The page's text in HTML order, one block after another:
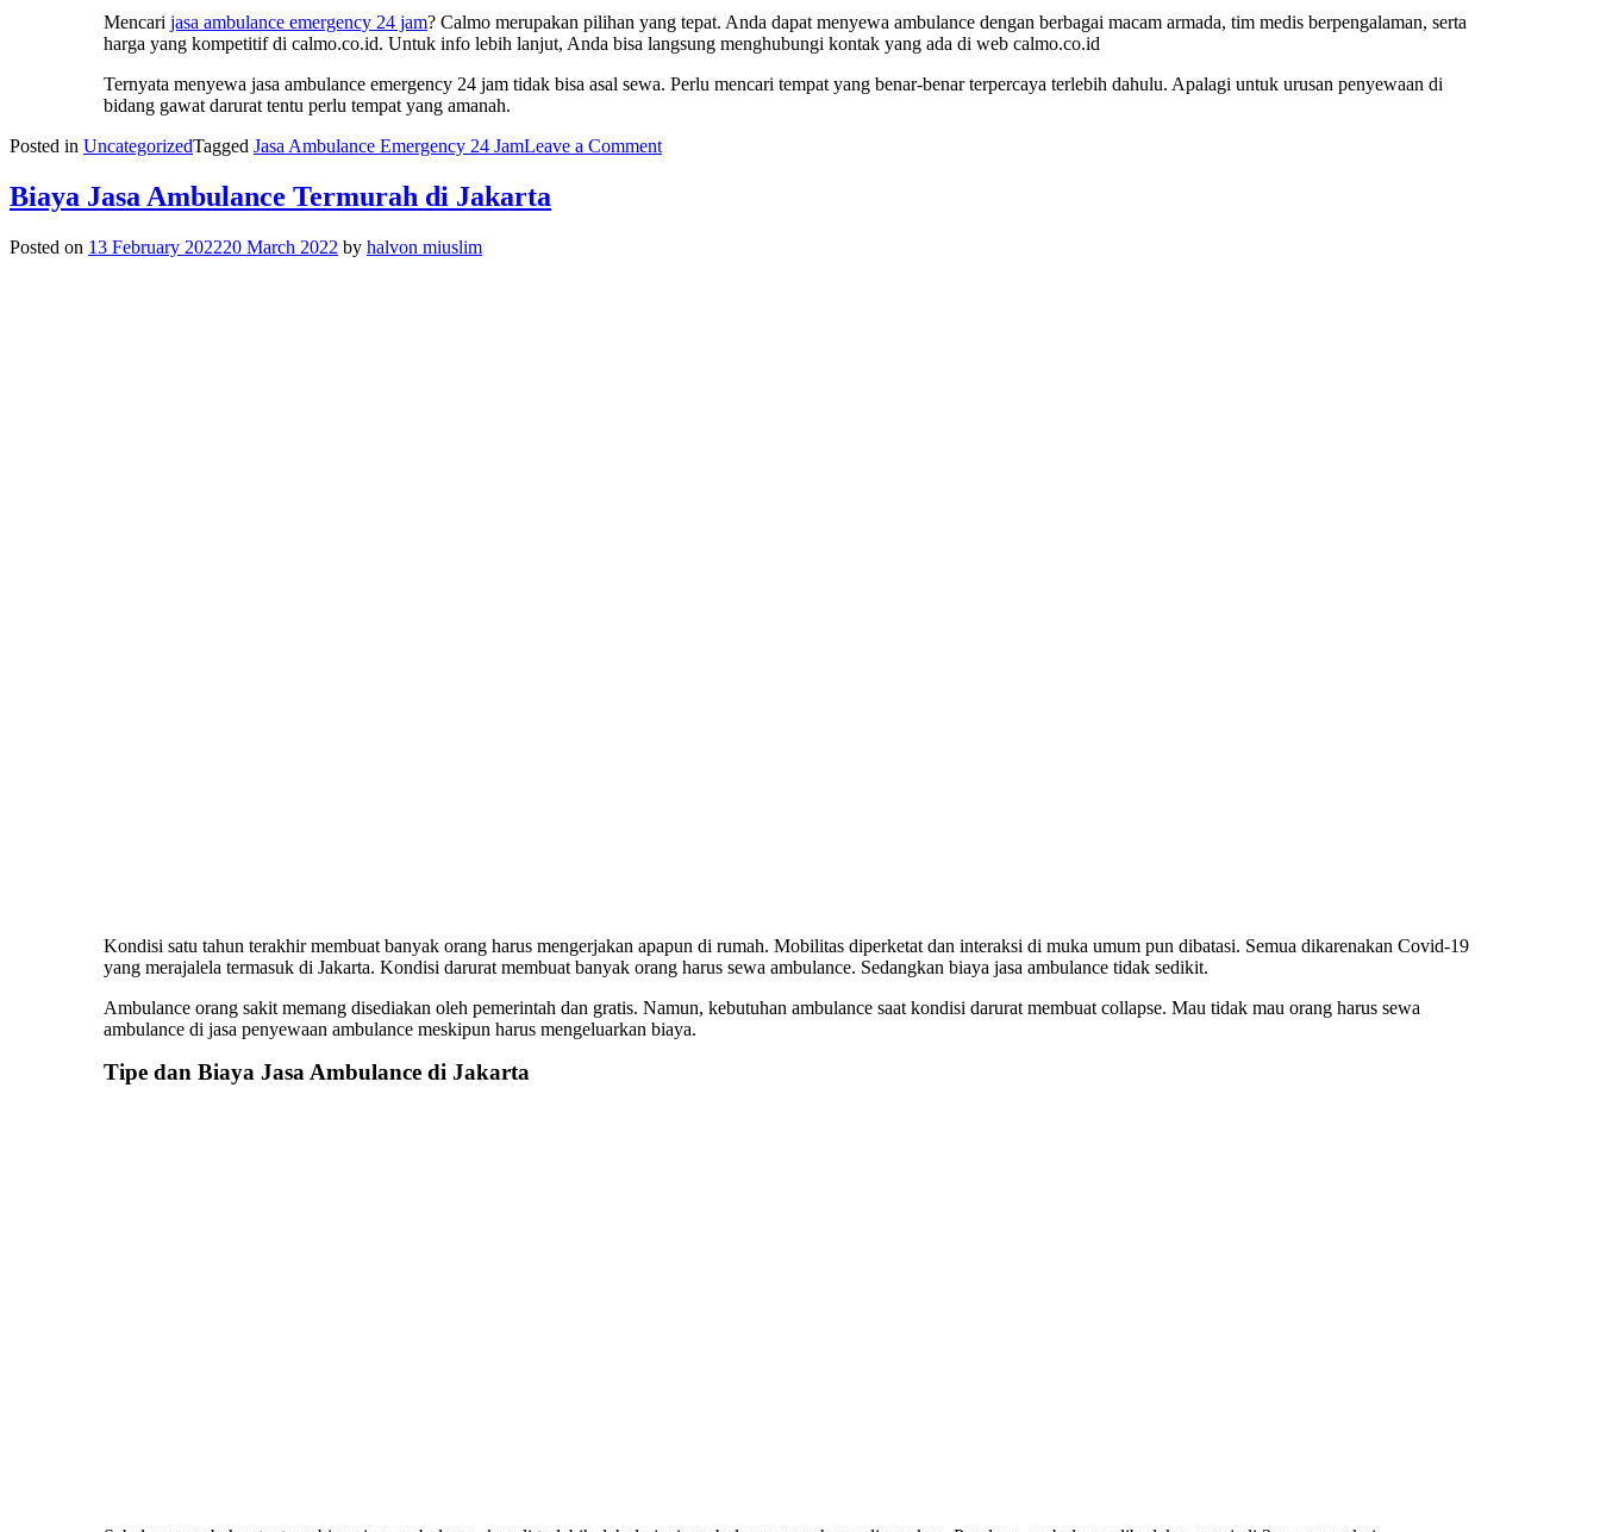
Mencari jasa ambulance emergency 24 jam? Calmo merupakan pilihan yang tepat. Anda dapat menyewa ambulance dengan berbagai macam armada, tim medis berpengalaman, serta
harga yang kompetitif di calmo.co.id. Untuk info lebih lanjut, Anda bisa langsung menghubungi kontak yang ada di web calmo.co.id
Ternyata menyewa jasa ambulance emergency 24 jam tidak bisa asal sewa. Perlu mencari tempat yang benar-benar terpercaya terlebih dahulu. Apalagi untuk urusan penyewaan di
bidang gawat darurat tentu perlu tempat yang amanah.
Posted in UncategorizedTagged Jasa Ambulance Emergency 24 JamLeave a Commenton
Biaya Jasa Ambulance Termurah di Jakarta
Posted on 13 February 202220 March 2022 by halvon miuslim
Kondisi satu tahun terakhir membuat banyak orang harus mengerjakan apapun di rumah. Mobilitas diperketat dan interaksi di muka umum pun dibatasi. Semua dikarenakan Covid-19
yang merajalela termasuk di Jakarta. Kondisi darurat membuat banyak orang harus sewa ambulance. Sedangkan biaya jasa ambulance tidak sedikit.
Ambulance orang sakit memang disediakan oleh pemerintah dan gratis. Namun, kebutuhan ambulance saat kondisi darurat membuat collapse. Mau tidak mau orang harus sewa
ambulance di jasa penyewaan ambulance meskipun harus mengeluarkan biaya.
Tipe dan Biaya Jasa Ambulance di Jakarta